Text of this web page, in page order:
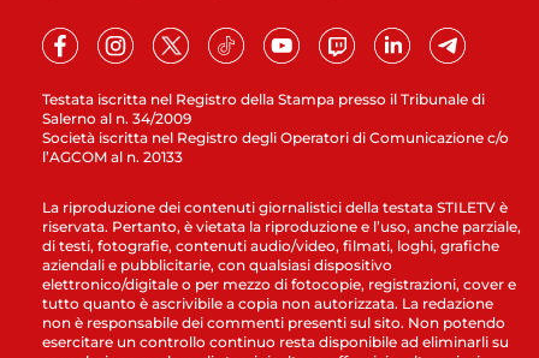
Testata iscritta nel Registro della Stampa presso il Tribunale di
Salerno al n. 34/2009
Società iscritta nel Registro degli Operatori di Comunicazione c/o
l’AGCOM al n. 20133
La riproduzione dei contenuti giornalistici della testata STILETV è
riservata. Pertanto, è vietata la riproduzione e l’uso, anche parziale,
di testi, fotografie, contenuti audio/video, filmati, loghi, grafiche
aziendali e pubblicitarie, con qualsiasi dispositivo
elettronico/digitale o per mezzo di fotocopie, registrazioni, cover e
tutto quanto è ascrivibile a copia non autorizzata. La redazione
non è responsabile dei commenti presenti sul sito. Non potendo
esercitare un controllo continuo resta disponibile ad eliminarli su